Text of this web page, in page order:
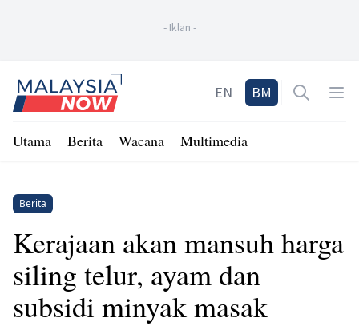
- Iklan -
Home
EN BM Open
Utama Berita Wacana Multimedia
Berita
Kerajaan akan mansuh harga
siling telur, ayam dan
subsidi minyak masak